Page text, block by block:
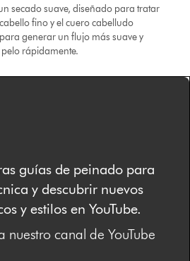
secado suave, diseñado para tratar
fino y el cuero cabelludo
generar un flujo más suave y
pelo rápidamente.
guías de peinado para
y descubrir nuevos
y estilos en YouTube.
nuestro canal de YouTube